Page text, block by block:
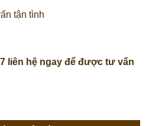
tận tình
liên hệ ngay để được tư vấn
Ươm 1 Năm Rưỡi số lượng